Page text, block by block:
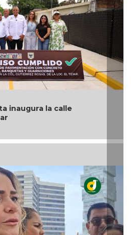
Guzmán rinde protesta
de Úrsulo Galván